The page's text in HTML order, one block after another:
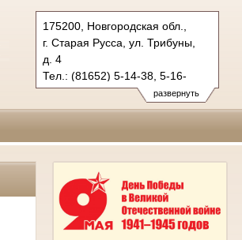
развернуть
175200, Новгородская обл.,
г. Старая Русса, ул. Трибуны,
д. 4
Тел.: (81652) 5-14-38, 5-16-
91 (ф.)
starorussky.nvg@sudrf.ru